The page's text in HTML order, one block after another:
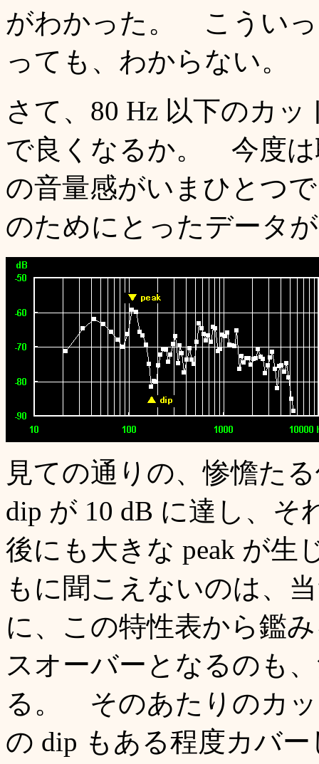
がわかった。 こういっ
っても、わからない。
さて、80 Hz 以下のカ
で良くなるか。 今度は
の音量感がいまひとつ
のためにとったデータ
見ての通りの、惨憺た
dip が 10 dB に達し、そ
後にも大きな peak が
もに聞こえないのは、
に、この特性表から鑑
スオーバーとなるのも
る。 そのあたりのカッ
の dip もある程度カバ